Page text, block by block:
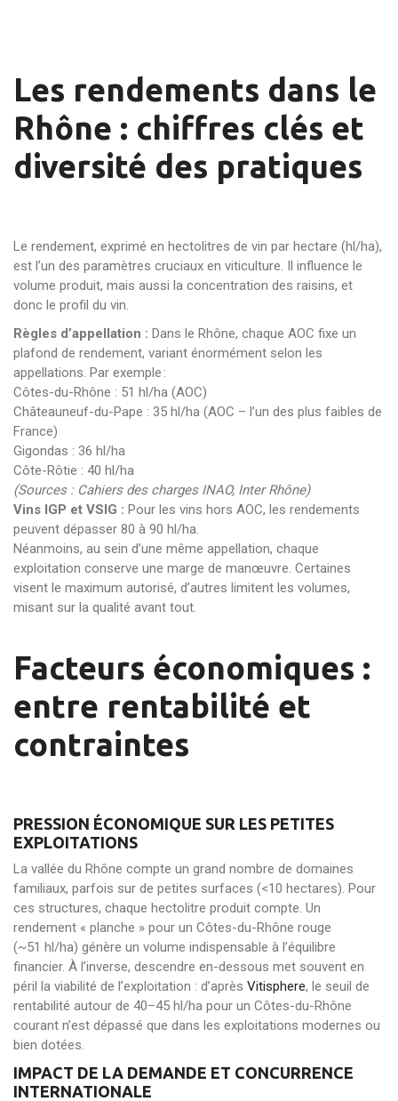
Les rendements dans le
Rhône : chiffres clés et
diversité des pratiques
Le rendement, exprimé en hectolitres de vin par hectare (hl/ha),
est l’un des paramètres cruciaux en viticulture. Il influence le
volume produit, mais aussi la concentration des raisins, et
donc le profil du vin.
Règles d’appellation : Dans le Rhône, chaque AOC fixe un
plafond de rendement, variant énormément selon les
appellations. Par exemple :
Côtes-du-Rhône : 51 hl/ha (AOC)
Châteauneuf-du-Pape : 35 hl/ha (AOC – l’un des plus faibles de
France)
Gigondas : 36 hl/ha
Côte-Rôtie : 40 hl/ha
(Sources : Cahiers des charges INAO, Inter Rhône)
Vins IGP et VSIG : Pour les vins hors AOC, les rendements
peuvent dépasser 80 à 90 hl/ha.
Néanmoins, au sein d’une même appellation, chaque
exploitation conserve une marge de manœuvre. Certaines
visent le maximum autorisé, d’autres limitent les volumes,
misant sur la qualité avant tout.
Facteurs économiques :
entre rentabilité et
contraintes
PRESSION ÉCONOMIQUE SUR LES PETITES
EXPLOITATIONS
La vallée du Rhône compte un grand nombre de domaines
familiaux, parfois sur de petites surfaces (<10 hectares). Pour
ces structures, chaque hectolitre produit compte. Un
rendement « planche » pour un Côtes-du-Rhône rouge
(~51 hl/ha) génère un volume indispensable à l’équilibre
financier. À l’inverse, descendre en-dessous met souvent en
péril la viabilité de l’exploitation : d’après Vitisphere, le seuil de
rentabilité autour de 40–45 hl/ha pour un Côtes-du-Rhône
courant n’est dépassé que dans les exploitations modernes ou
bien dotées.
IMPACT DE LA DEMANDE ET CONCURRENCE
INTERNATIONALE